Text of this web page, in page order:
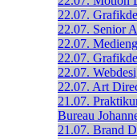
22.07.
22.07. Senior
22.07.
22.07.
22.07.
22.07. Art
21.07.
Bureau
21.07. Brand